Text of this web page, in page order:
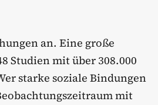
an. Eine große
Studien mit über 308.000
starke soziale Bindungen
mit